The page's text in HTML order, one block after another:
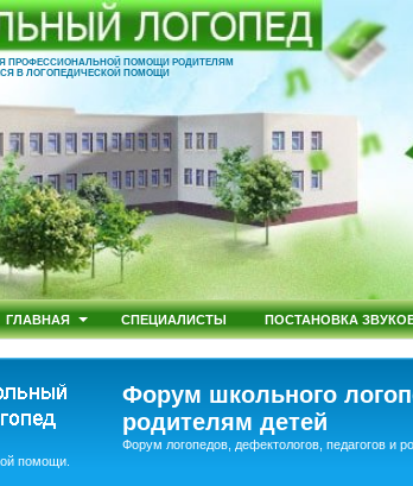
ПРОФЕССИОНАЛЬНОЙ ПОМОЩИ РОДИТЕЛЯМ
В ЛОГОПЕДИЧЕСКОЙ ПОМОЩИ
ГЛАВНАЯ СПЕЦИАЛИСТЫ ПОСТАНОВКА
Форум школьного
родителям детей
Форум логопедов, дефектологов, педагогов и
помощи.